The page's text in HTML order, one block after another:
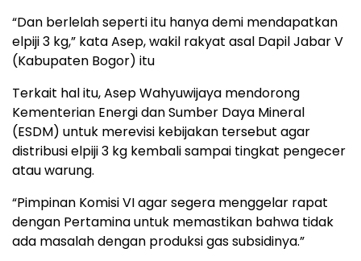
“Dan berlelah seperti itu hanya demi mendapatkan
elpiji 3 kg,” kata Asep, wakil rakyat asal Dapil Jabar V
(Kabupaten Bogor) itu
Terkait hal itu, Asep Wahyuwijaya mendorong
Kementerian Energi dan Sumber Daya Mineral
(ESDM) untuk merevisi kebijakan tersebut agar
distribusi elpiji 3 kg kembali sampai tingkat pengecer
atau warung.
“Pimpinan Komisi VI agar segera menggelar rapat
dengan Pertamina untuk memastikan bahwa tidak
ada masalah dengan produksi gas subsidinya.”